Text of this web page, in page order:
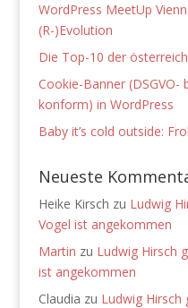
WordPress MeetUp
(R-)Evolution
Die Top-10 der
Cookie-Banner (DSGVO-
konform) in WordPress
Baby it’s cold outside:
Neueste
Heike Kirsch zu Ludwig
Vogel ist angekommen
Martin zu Ludwig Hirsch
ist angekommen
Claudia zu Ludwig Hirsch